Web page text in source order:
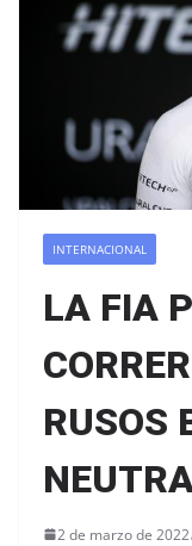
INTERNACIONAL
LA FIA
RUSOS
2 de marzo de 2022